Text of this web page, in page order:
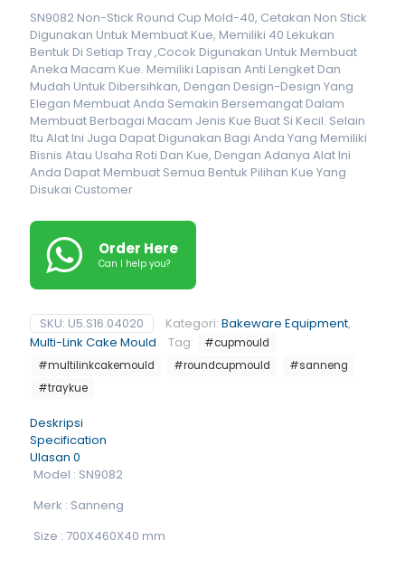
SN9082 Non-Stick Round Cup Mold-40, Cetakan Non Stick
Digunakan Untuk Membuat Kue, Memiliki 40 Lekukan
Bentuk Di Setiap Tray ,Cocok Digunakan Untuk Membuat
Aneka Macam Kue. Memiliki Lapisan Anti Lengket Dan
Mudah Untuk Dibersihkan, Dengan Design-Design Yang
Elegan Membuat Anda Semakin Bersemangat Dalam
Membuat Berbagai Macam Jenis Kue Buat Si Kecil. Selain
Itu Alat Ini Juga Dapat Digunakan Bagi Anda Yang Memiliki
Bisnis Atau Usaha Roti Dan Kue, Dengan Adanya Alat Ini
Anda Dapat Membuat Semua Bentuk Pilihan Kue Yang
Disukai Customer
Order Here
Can I help you?
SKU: U5.S16.04020 Kategori: Bakeware Equipment,
Multi-Link Cake Mould
Tag:
#cupmould
#multilinkcakemould
#roundcupmould
#sanneng
#traykue
Deskripsi
Specification
Ulasan 0
Model : SN9082
Merk : Sanneng
Size : 700X460X40 mm